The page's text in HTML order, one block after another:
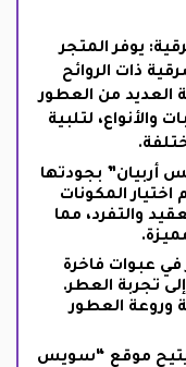
يوفر المتجر
ذات الروائح
العديد من العطور
والأنواع، لتلبية
أربيان” بجودتها
اختيار المكونات
والتفرد، مما
عبوات فاخرة
تجربة العطر.
وروعة العطور
يتيح موقع “سويس